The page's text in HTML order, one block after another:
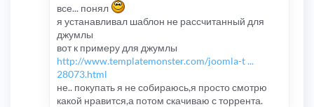
все... понял
я устанавливал шаблон не рассчитанный для
джумлы
вот к примеру для джумлы
http://www.templatemonster.com/joomla-t ...
28073.html
не.. покупать я не собираюсь,я просто смотрю
какой нравится,а потом скачиваю с торрента.